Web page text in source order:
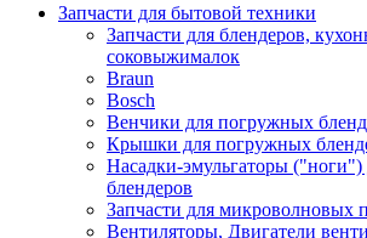
Запчасти для бытовой техники
Запчасти для блендеров,
соковыжималок
Braun
Bosch
Венчики для погружных
Крышки для погружных
Насадки-эмульгаторы
блендеров
Запчасти для микроволновых
Вентиляторы, Двигатели